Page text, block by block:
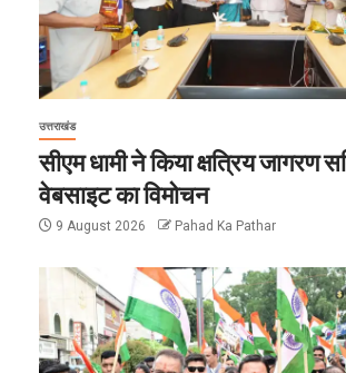
उत्तराखंड
सीएम धामी ने किया क्षत्रिय जागरण
वेबसाइट का विमोचन
9 August 2026 Pahad Ka Pathar